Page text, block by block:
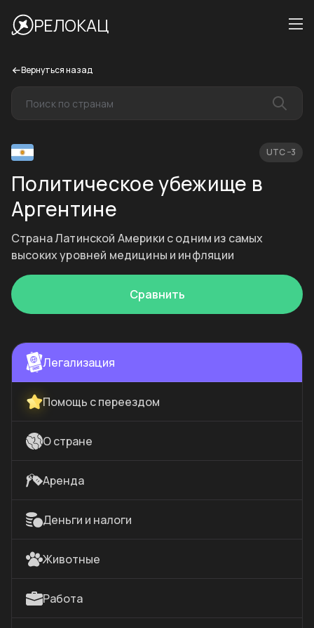
РЕЛОКАЦ
Вернуться назад
UTC −3
Политическое убежище в
Аргентине
Страна Латинской Америки с одним из самых
высоких уровней медицины и инфляции
Сравнить
Легализация
Помощь с переездом
О стране
Аренда
Деньги и налоги
Животные
Работа